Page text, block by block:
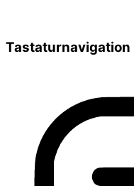
Tastaturnavigation